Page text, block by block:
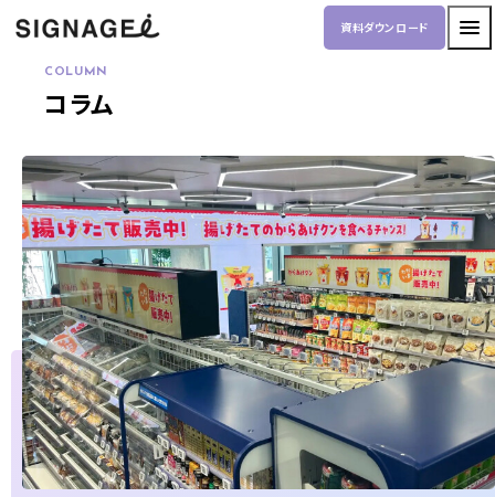
資料ダウンロード
トップ
機能一覧
導入事例
SIGNAGEiとは
料金について
運用サポート
お役立ち情報
COLUMN
コラム